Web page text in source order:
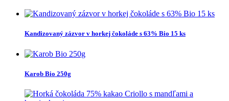
Kandizovaný zázvor v horkej čokoláde s 63% Bio 15 ks
Karob Bio 250g